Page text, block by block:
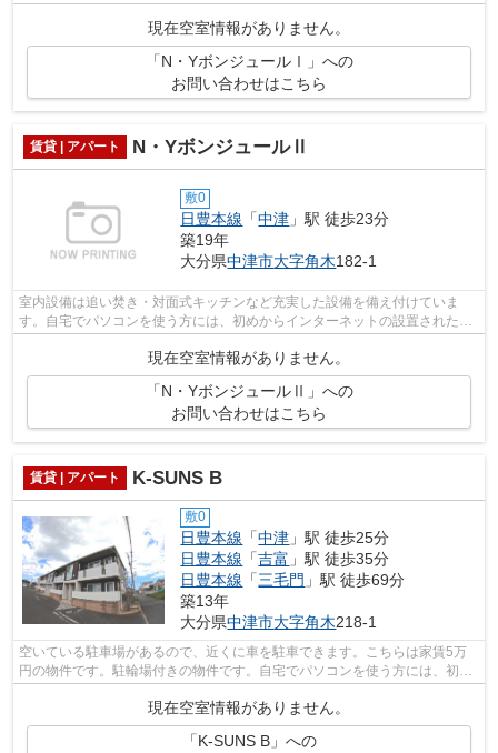
部屋が便利です。今や主流となっている...
現在空室情報がありません。
「N・YボンジュールⅠ」への
お問い合わせはこちら
賃貸 | アパート N・YボンジュールⅡ
敷0
日豊本線 「中津 」駅 徒歩23分
築19年
大分県中津市大字角木182-1
室内設備は追い焚き・対面式キッチンなど充実した設備を備え付けていま
す。自宅でパソコンを使う方には、初めからインターネットの設置されたお
現在空室情報がありません。
「N・YボンジュールⅡ」への
お問い合わせはこちら
賃貸 | アパート K-SUNS B
敷0
日豊本線 「中津 」駅 徒歩25分
日豊本線 「吉富 」駅 徒歩35分
日豊本線 「三毛門 」駅 徒歩69分
築13年
大分県中津市大字角木218-1
空いている駐車場があるので、近くに車を駐車できます。こちらは家賃5万
円の物件です。駐輪場付きの物件です。自宅でパソコンを使う方には、初め
現在空室情報がありません。
「K-SUNS B」への